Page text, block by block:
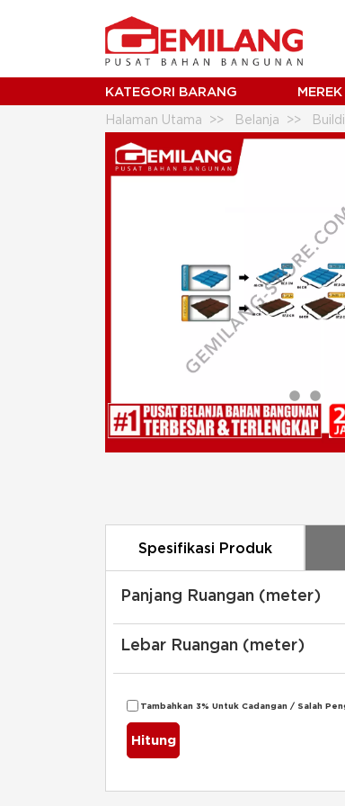
KATEGORI BARANG MEREK
Halaman Utama Belanja
Spesifikasi Produk
Panjang Ruangan (meter)
Lebar Ruangan (meter)
Tambahkan 3% Untuk Cadangan / Salah
Hitung